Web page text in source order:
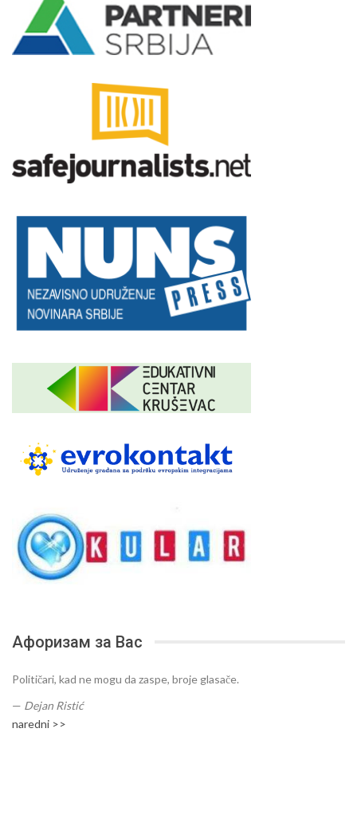
Афоризам за Вас
Političari, kad ne mogu da zaspe, broje glasače.
— Dejan Ristić
naredni >>